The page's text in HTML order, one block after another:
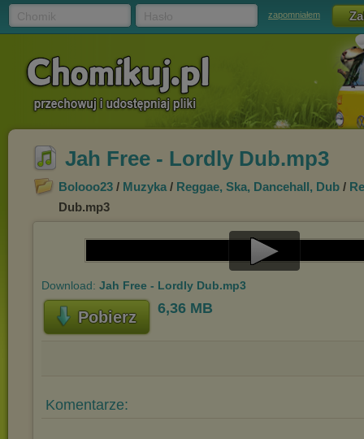
zapomniałem
Jah Free - Lordly Dub.mp3
Bolooo23 / Muzyka / Reggae, Ska, Dancehall, Dub /
Dub.mp3
Play
Download: Jah Free - Lordly Dub.mp3
Pobierz 6,36 MB
Komentarze: